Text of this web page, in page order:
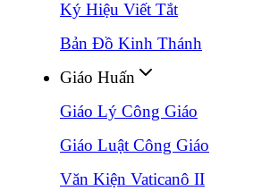
Ký Hiệu Viết Tắt
Bản Đồ Kinh Thánh
Giáo Huấn
Giáo Lý Công Giáo
Giáo Luật Công Giáo
Văn Kiện Vaticanô II